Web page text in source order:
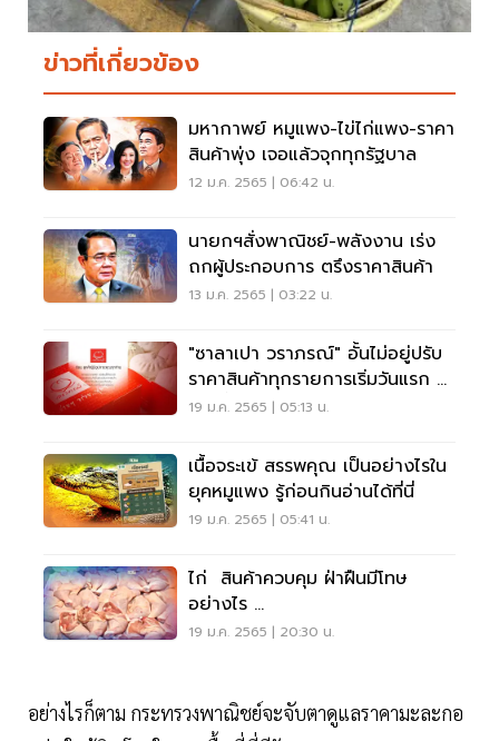
ข่าวที่เกี่ยวข้อง
มหากาพย์ หมูแพง-ไข่ไก่แพง-ราคา
สินค้าพุ่ง เจอแล้วจุกทุกรัฐบาล
12 ม.ค. 2565 | 06:42 น.
นายกฯสั่งพาณิชย์-พลังงาน เร่ง
ถกผู้ประกอบการ ตรึงราคาสินค้า
13 ม.ค. 2565 | 03:22 น.
"ซาลาเปา วราภรณ์" อั้นไม่อยู่ปรับ
ราคาสินค้าทุกรายการเริ่มวันแรก 5
ก.พ.นี้
19 ม.ค. 2565 | 05:13 น.
เนื้อจระเข้ สรรพคุณ เป็นอย่างไรใน
ยุคหมูแพง รู้ก่อนกินอ่านได้ที่นี่
19 ม.ค. 2565 | 05:41 น.
ไก่ สินค้าควบคุม ฝ่าฝืนมีโทษ
อย่างไร …
19 ม.ค. 2565 | 20:30 น.
อย่างไรก็ตาม กระทรวงพาณิชย์จะจับตาดูแลราคามะละกอ